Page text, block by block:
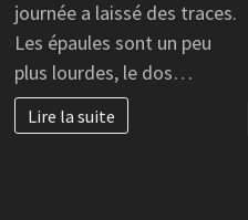
journée a laissé des traces.
Les épaules sont un peu
plus lourdes, le dos…
Lire la suite